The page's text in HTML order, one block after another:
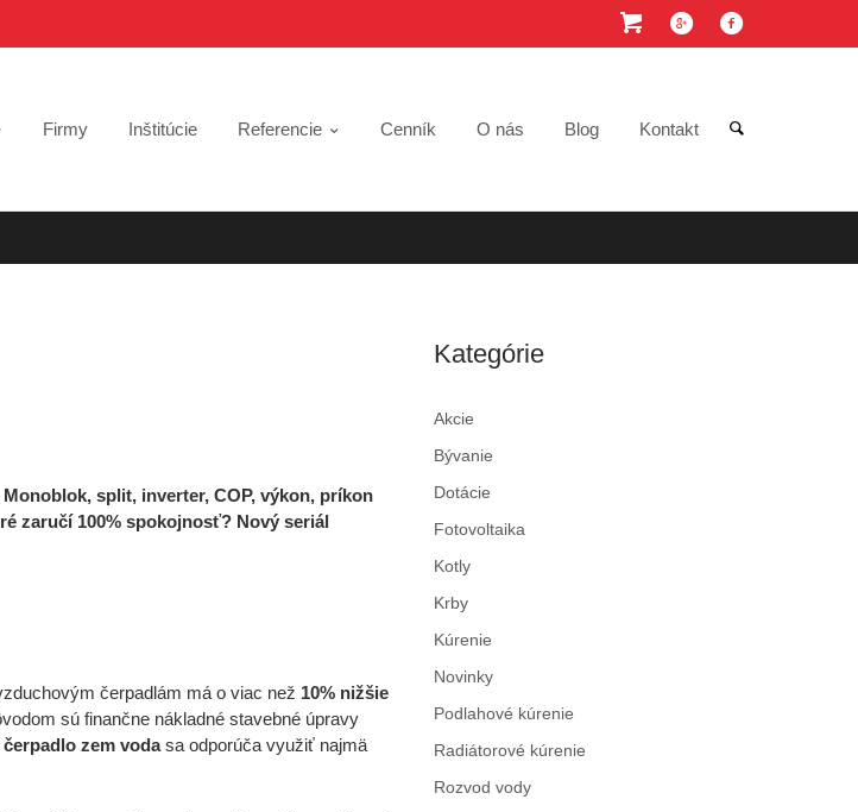
Firmy Inštitúcie Referencie Cenník O nás Blog Kontakt
split, inverter, COP, výkon, príkon
zaručí 100% spokojnosť? Nový seriál
čerpadlám má o viac než 10% nižšie
sú finančne nákladné stavebné úpravy
čerpadlo zem vodasa odporúča využiť najmä
Kategórie
Akcie
Bývanie
Dotácie
Fotovoltaika
Kotly
Krby
Kúrenie
Novinky
Podlahové kúrenie
Radiátorové kúrenie
Rozvod vody